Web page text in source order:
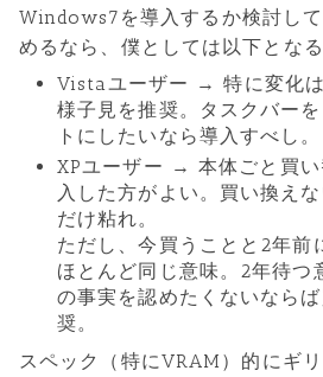
Windows7を導入するか検討し
めるなら、僕としては以下となる
Vistaユーザー → 特に変化は
様子見を推奨。タスクバー
トにしたいなら導入すべし。
XPユーザー → 本体ごと買
入した方がよい。買い換え
だけ粘れ。
ただし、今買うことと2年前
ほとんど同じ意味。2年待つ
の事実を認めたくないなら
奨。
スペック（特にVRAM）的にギ